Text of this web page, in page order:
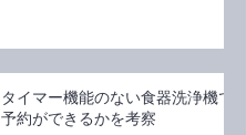
タイマー機能のない食器洗浄機で
予約ができるかを考察